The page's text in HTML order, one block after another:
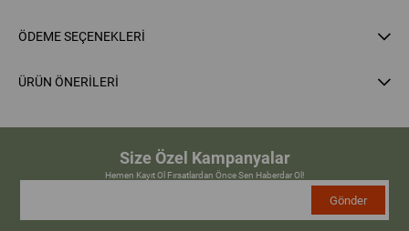
ÖDEME SEÇENEKLERI
ÜRÜN ÖNERILERI
Size Özel Kampanyalar
Hemen Kayıt Ol Fırsatlardan Önce Sen Haberdar Ol!
Gönder